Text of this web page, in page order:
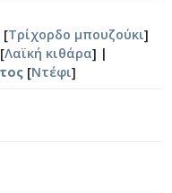
[Τρίχορδο μπουζούκι]
[Λαϊκή κιθάρα] |
[Ντέφι]